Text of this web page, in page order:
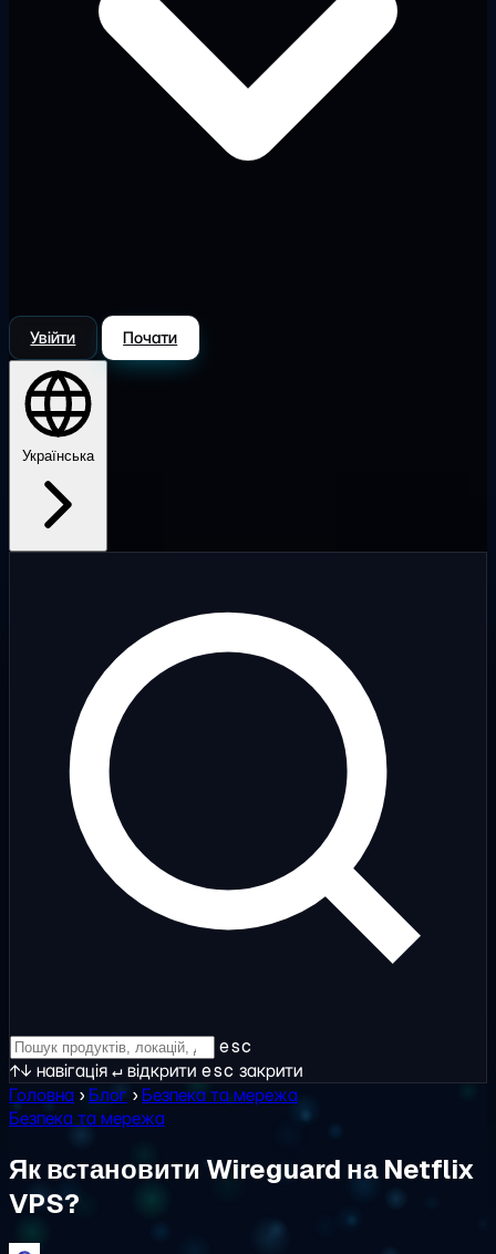
Увійти Почати
Українська
esc
↑↓ навігація↵відкрити esc закрити
Головна ›Блог ›Безпека та мережа
Безпека та мережа
Як встановити Wireguard на Netflix
VPS?